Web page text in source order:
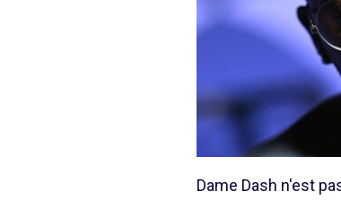
Dame Dash n'est